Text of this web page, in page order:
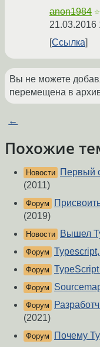
anon1984 ☆
21.03.2016
Ссылка
Вы не можете
перемещена в
←
Похожие
Новости
Первый
(2011)
Форум
(2019)
Новости Вышел
Форум
Форум
Форум
Форум
(2021)
Форум Почему